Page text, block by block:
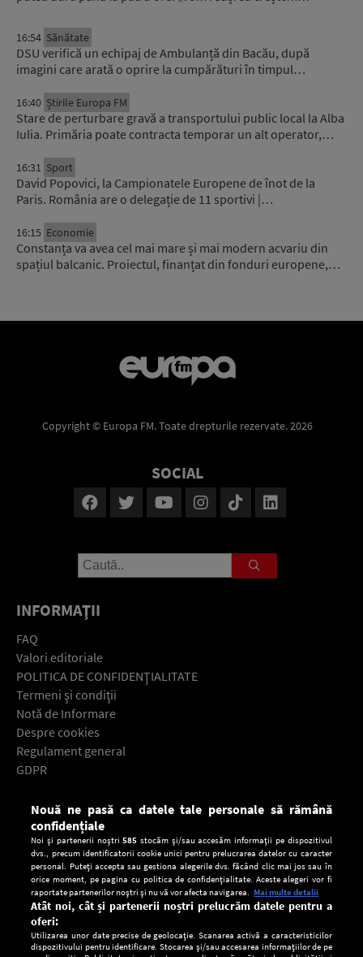
16:54 Sănătate
DSU verifică un echipaj de Ambulanță din Bacău, după
imagini care arată o oprire la cumpărături în timpul…
16:40 Știrile Europa FM
Stare de perturbare gravă a transportului public local la Alba
Iulia. Primăria poate contracta temporar un alt operator,…
16:31 Sport
David Popovici, la Campionatele Europene de înot de la
Paris. România are o delegație de 11 sportivi |…
16:15 Economie
Constanța va avea cel mai mare și mai modern acvariu din
spațiul balcanic. Proiectul, finanțat din fonduri europene,…
Copyright © Europa FM. Toate drepturile rezervate. 2026
SOCIAL
INFORMAŢII
FAQ
Valori editoriale
POLITICA DE CONFIDENŢIALITATE
Termeni şi condiţii
Notă de Informare
Despre cookies
Regulament general
GDPR
Descarcă gratuit aplicaţia Europa FM pentru smartphone:
Nouă ne pasă ca datele tale personale să rămână
confidențiale
Noi și partenerii noștri585 stocăm și/sau accesăm informații pe dispozitivul
dvs., precum identificatorii cookie unici pentru prelucrarea datelor cu caracter
personal. Puteți accepta sau gestiona alegerile dvs. făcând clic mai jos sau în
orice moment, pe pagina cu politica de confidențialitate. Aceste alegeri vor fi
raportate partenerilor noștri și nu vă vor afecta navigarea. Mai multe detalii
Atât noi, cât și partenerii noștri prelucrăm datele pentru a
oferi:
Utilizarea unor date precise de geolocație. Scanarea activă a caracteristicilor
dispozitivului pentru identificare. Stocarea și/sau accesarea informațiilor de pe